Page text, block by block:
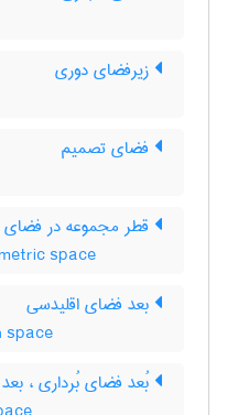
زیرفضای دوری
فضای تصمیم
قطر مجموعه در
space
بعد فضای اقلیدسی
space
بُعد فضای بُرداری ،